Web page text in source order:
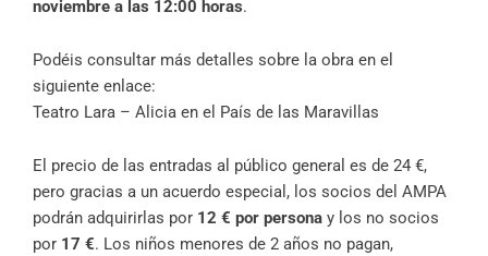
noviembre a las 12:00 horas.
Podéis consultar más detalles sobre la obra en el
siguiente enlace:
Teatro Lara – Alicia en el País de las Maravillas
El precio de las entradas al público general es de 24 €,
pero gracias a un acuerdo especial, los socios del AMPA
podrán adquirirlas por 12 € por persona y los no socios
por 17 €. Los niños menores de 2 años no pagan,